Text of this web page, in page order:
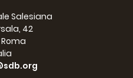
22m
Salesiana
42
Roma